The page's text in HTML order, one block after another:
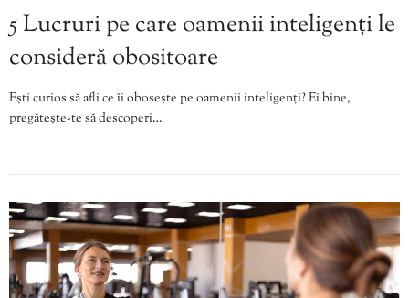
5 Lucruri pe care oamenii inteligenți le
consideră obositoare
Ești curios să afli ce îi obosește pe oamenii inteligenți? Ei bine,
pregătește-te să descoperi…